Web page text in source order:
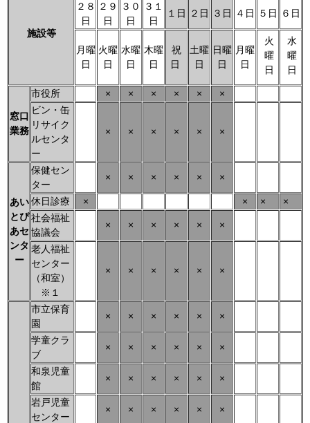
施設等
２８
日
２９
日
３０
日
３１
日
１日 ２日 ３日 ４日 ５日 ６日
月曜
日
火曜
日
水曜
日
木曜
日
祝
日
土曜
日
日曜
日
月曜
日
火
曜
日
水
曜
日
窓口
業務
市役所 × × × × ×
×
ビン・缶
リサイク
ルセンタ
ー
× × × × × ×
あい
とぴ
あセ
ンタ
ー
保健セン
ター
× × × × × ×
休日診療 × × ×
×
社会福祉
協議会
× × × × × ×
老人福祉
センター
（和室）
※１
× × × × × ×
市立保育
園
× × × × × ×
学童クラ
ブ
× × × × × ×
和泉児童
館
× × × × × ×
岩戸児童
センター
× × × × × ×